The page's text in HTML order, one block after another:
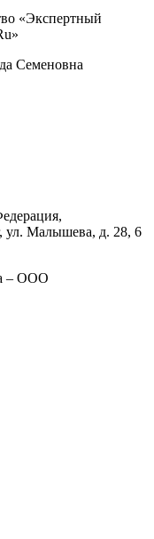
«Экспертный
Семеновна
, ул. Малышева, д. 28, 6
– ООО